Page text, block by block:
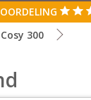
300